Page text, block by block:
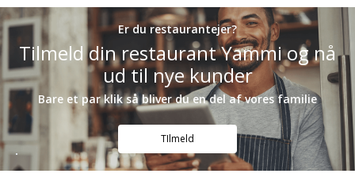
Er du restaurantejer?
Tilmeld din restaurant Yammi og nå
ud til nye kunder
Bare et par klik så bliver du en del af vores familie
TIlmeld